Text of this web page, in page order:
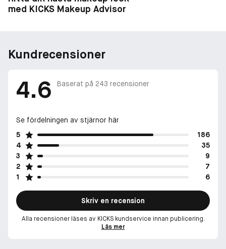
med KICKS Makeup Advisor
Kundrecensioner
4.6 Baserat på 243 recensioner
Se fördelningen av stjärnor här
5
186
4
35
3
9
2
7
1
6
Skriv en recension
Alla recensioner läses av KICKS kundservice innan publicering.
Läs mer